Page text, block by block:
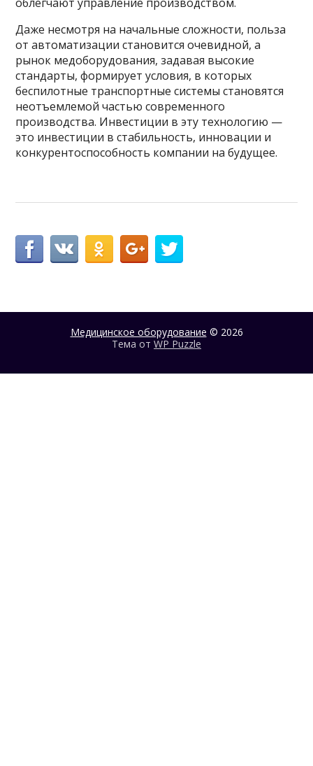
Даже несмотря на начальные сложности, польза
от автоматизации становится очевидной, а
рынок медоборудования, задавая высокие
стандарты, формирует условия, в которых
беспилотные транспортные системы становятся
неотъемлемой частью современного
производства. Инвестиции в эту технологию —
это инвестиции в стабильность, инновации и
конкурентоспособность компании на будущее.
Медицинское оборудование © 2026
Тема от WP Puzzle